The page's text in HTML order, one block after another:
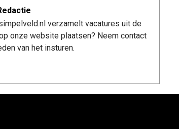
verzamelt vacatures uit de
onze website plaatsen? Neem contact
van het insturen.